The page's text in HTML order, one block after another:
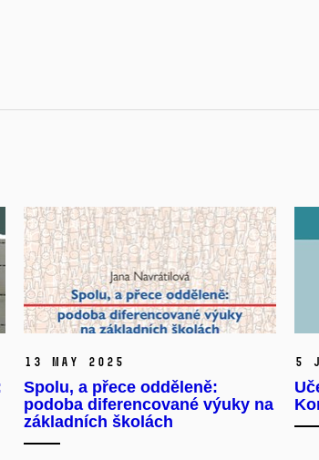
13 May 2025
Spolu, a přece odděleně:
podoba diferencované výuky na
základních školách
5